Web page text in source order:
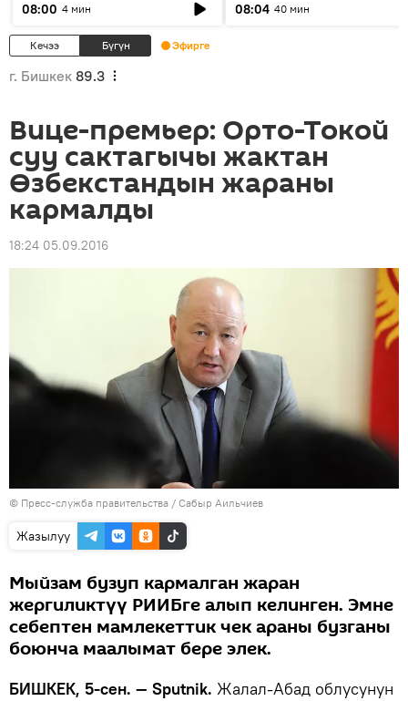
08:00 4 мин
08:04 40 мин
Кечээ Бүгүн Эфирге
г. Бишкек 89.3
Вице-премьер: Орто-Токой
суу сактагычы жактан
Өзбекстандын жараны
кармалды
18:24 05.09.2016
© Пресс-служба правительства / Сабыр Аильчиев
Жазылуу
Мыйзам бузуп кармалган жаран
жергиликтүү РИИБге алып келинген. Эмне
себептен мамлекеттик чек араны бузганы
боюнча маалымат бере элек.
БИШКЕК, 5-сен. — Sputnik. Жалал-Абад облусунун